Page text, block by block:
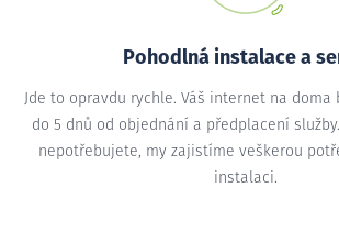
Pohodlná instalace a
Jde to opravdu rychle. Váš internet na doma
do 5 dnů od objednání a předplacení
nepotřebujete, my zajistíme veškerou
instalaci.